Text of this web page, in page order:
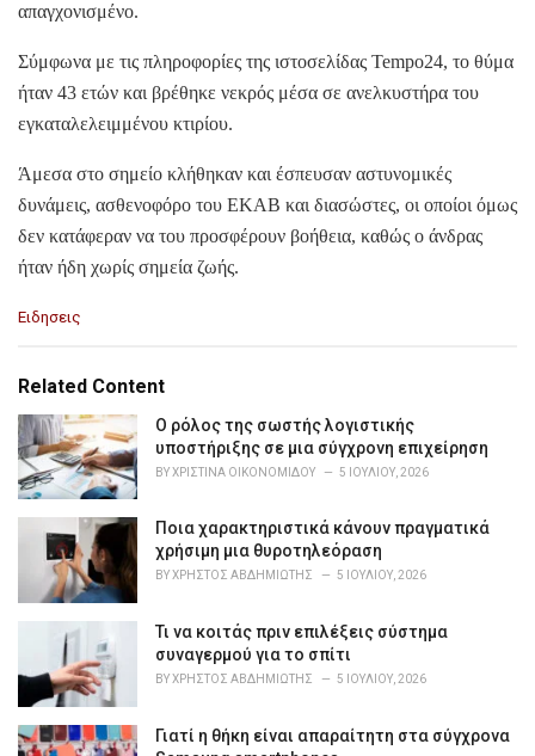
απαγχονισμένο.
Σύμφωνα με τις πληροφορίες της ιστοσελίδας Tempo24, το θύμα
ήταν 43 ετών και βρέθηκε νεκρός μέσα σε ανελκυστήρα του
εγκαταλελειμμένου κτιρίου.
Άμεσα στο σημείο κλήθηκαν και έσπευσαν αστυνομικές
δυνάμεις, ασθενοφόρο του ΕΚΑΒ και διασώστες, οι οποίοι όμως
δεν κατάφεραν να του προσφέρουν βοήθεια, καθώς ο άνδρας
ήταν ήδη χωρίς σημεία ζωής.
C
e
o
r
i
e
Ειδησεις
Related Content
Ο ρόλος της σωστής λογιστικής
υποστήριξης σε μια σύγχρονη επιχείρηση
BYΧΡΙΣΤΊΝΑ ΟΙΚΟΝΟΜΊΔΟΥ 5 ΙΟΥΛΊΟΥ, 2026
Ποια χαρακτηριστικά κάνουν πραγματικά
χρήσιμη μια θυροτηλεόραση
BYΧΡΉΣΤΟΣ ΑΒΔΗΜΙΏΤΗΣ 5 ΙΟΥΛΊΟΥ, 2026
Τι να κοιτάς πριν επιλέξεις σύστημα
συναγερμού για το σπίτι
BYΧΡΉΣΤΟΣ ΑΒΔΗΜΙΏΤΗΣ 5 ΙΟΥΛΊΟΥ, 2026
Γιατί η θήκη είναι απαραίτητη στα σύγχρονα